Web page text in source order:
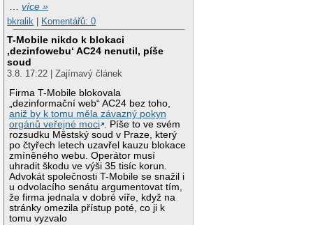
…více »
bkralik
Komentářů: 0
T-Mobile nikdo k blokaci
‚dezinfowebu‘ AC24 nenutil, píše
soud
3.8. 17:22 | Zajímavý článek
Firma T-Mobile blokovala
„dezinformační web“ AC24 bez toho,
aniž by k tomu měla závazný pokyn
orgánů veřejné moci . Píše to ve svém
rozsudku Městský soud v Praze, který
po čtyřech letech uzavřel kauzu blokace
zmíněného webu. Operátor musí
uhradit škodu ve výši 35 tisíc korun.
Advokát společnosti T-Mobile se snažil i
u odvolacího senátu argumentovat tím,
že firma jednala v dobré víře, když na
stránky omezila přístup poté, co ji k
tomu vyzvalo